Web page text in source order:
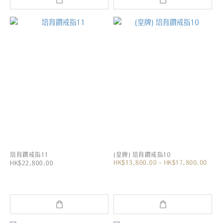
培育鑽戒指11
HK$22,800.00
(皇牌) 培育鑽戒指10
HK$13,800.00 ~ HK$17,800.00